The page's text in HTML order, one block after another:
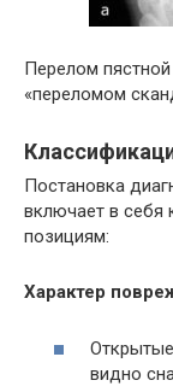
Перелом
«переломом
Постановка
включает в себя
позициям:
Характер
видно